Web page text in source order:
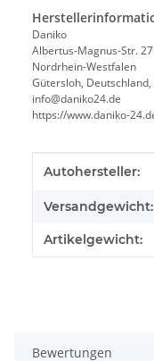
Daniko
Albertus-Magnus-Str. 27
Nordrhein-Westfalen
Gütersloh, Deutschland,
info@daniko24.de
https://www.daniko-
Wert
Autohersteller:
Versandgewicht:
Artikelgewicht:
Bewertungen